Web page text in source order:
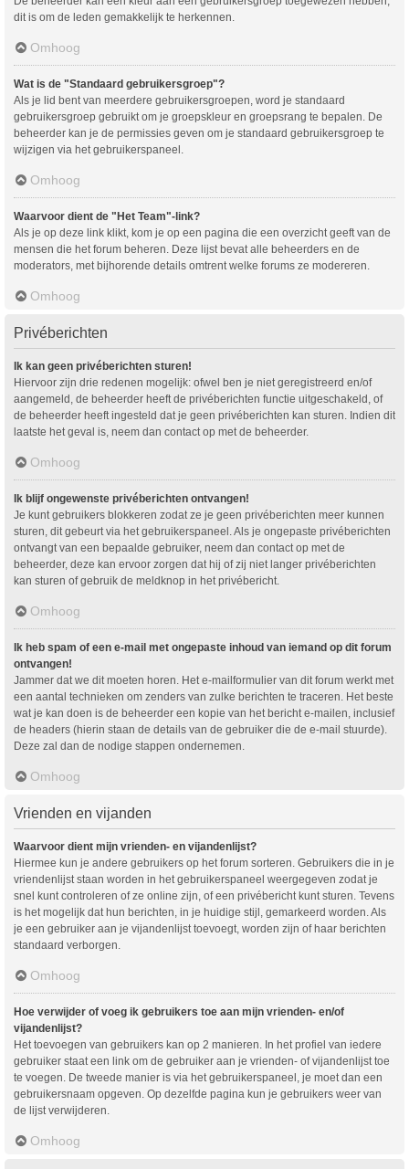
dit is om de leden gemakkelijk te herkennen.
Omhoog
Wat is de "Standaard gebruikersgroep"?
Als je lid bent van meerdere gebruikersgroepen, word je standaard
gebruikersgroep gebruikt om je groepskleur en groepsrang te bepalen. De
beheerder kan je de permissies geven om je standaard gebruikersgroep te
wijzigen via het gebruikerspaneel.
Omhoog
Waarvoor dient de "Het Team"-link?
Als je op deze link klikt, kom je op een pagina die een overzicht geeft van de
mensen die het forum beheren. Deze lijst bevat alle beheerders en de
moderators, met bijhorende details omtrent welke forums ze modereren.
Omhoog
Privéberichten
Ik kan geen privéberichten sturen!
Hiervoor zijn drie redenen mogelijk: ofwel ben je niet geregistreerd en/of
aangemeld, de beheerder heeft de privéberichten functie uitgeschakeld, of
de beheerder heeft ingesteld dat je geen privéberichten kan sturen. Indien dit
laatste het geval is, neem dan contact op met de beheerder.
Omhoog
Ik blijf ongewenste privéberichten ontvangen!
Je kunt gebruikers blokkeren zodat ze je geen privéberichten meer kunnen
sturen, dit gebeurt via het gebruikerspaneel. Als je ongepaste privéberichten
ontvangt van een bepaalde gebruiker, neem dan contact op met de
beheerder, deze kan ervoor zorgen dat hij of zij niet langer privéberichten
kan sturen of gebruik de meldknop in het privébericht.
Omhoog
Ik heb spam of een e-mail met ongepaste inhoud van iemand op dit forum
ontvangen!
Jammer dat we dit moeten horen. Het e-mailformulier van dit forum werkt met
een aantal technieken om zenders van zulke berichten te traceren. Het beste
wat je kan doen is de beheerder een kopie van het bericht e-mailen, inclusief
de headers (hierin staan de details van de gebruiker die de e-mail stuurde).
Deze zal dan de nodige stappen ondernemen.
Omhoog
Vrienden en vijanden
Waarvoor dient mijn vrienden- en vijandenlijst?
Hiermee kun je andere gebruikers op het forum sorteren. Gebruikers die in je
vriendenlijst staan worden in het gebruikerspaneel weergegeven zodat je
snel kunt controleren of ze online zijn, of een privébericht kunt sturen. Tevens
is het mogelijk dat hun berichten, in je huidige stijl, gemarkeerd worden. Als
je een gebruiker aan je vijandenlijst toevoegt, worden zijn of haar berichten
standaard verborgen.
Omhoog
Hoe verwijder of voeg ik gebruikers toe aan mijn vrienden- en/of
vijandenlijst?
Het toevoegen van gebruikers kan op 2 manieren. In het profiel van iedere
gebruiker staat een link om de gebruiker aan je vrienden- of vijandenlijst toe
te voegen. De tweede manier is via het gebruikerspaneel, je moet dan een
gebruikersnaam opgeven. Op dezelfde pagina kun je gebruikers weer van
de lijst verwijderen.
Omhoog